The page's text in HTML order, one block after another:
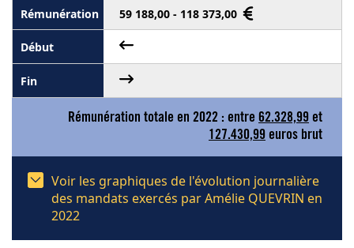
59 188,00 - 118 373,00
Rémunération totale en 2022 : entre 62.328,99 et
127.430,99 euros brut
Voir les graphiques de l'évolution journalière
des mandats exercés par Amélie QUEVRIN en
2022